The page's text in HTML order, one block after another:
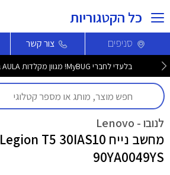
כל הקטגוריות
סניפים צור קשר
בלעדי לחברי MyBUG! מגוון מקלדות AULA ב-20% הנחה >>>
לנובו - Lenovo
מחשב נייח Legion T5 30IAS10
90YA0049YS